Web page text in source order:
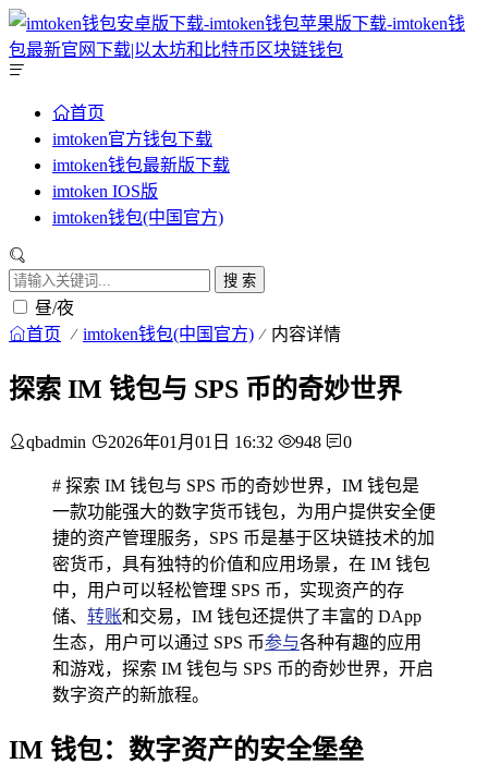
首页
imtoken官方钱包下载
imtoken钱包最新版下载
imtoken IOS版
imtoken钱包(中国官方)
搜 索
昼/夜
首页 imtoken钱包(中国官方) 内容详情
探索 IM 钱包与 SPS 币的奇妙世界
qbadmin 2026年01月01日 16:32 948 0
# 探索 IM 钱包与 SPS 币的奇妙世界，IM 钱包是
一款功能强大的数字货币钱包，为用户提供安全便
捷的资产管理服务，SPS 币是基于区块链技术的加
密货币，具有独特的价值和应用场景，在 IM 钱包
中，用户可以轻松管理 SPS 币，实现资产的存
储、 转账和交易，IM 钱包还提供了丰富的 DApp
生态，用户可以通过 SPS 币参与各种有趣的应用
和游戏，探索 IM 钱包与 SPS 币的奇妙世界，开启
数字资产的新旅程。
IM 钱包：数字资产的安全堡垒